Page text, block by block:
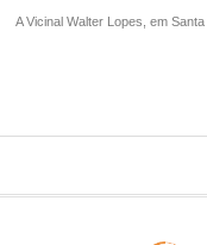
A Vicinal Walter Lopes, em